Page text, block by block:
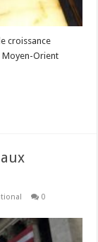
croissance
Moyen-Orient
0